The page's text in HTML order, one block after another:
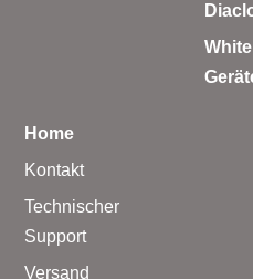
Home
Kontakt
Technischer
Support
Versand